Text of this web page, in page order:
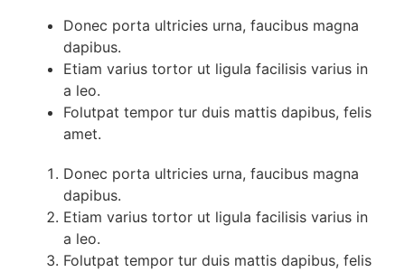
Donec porta ultricies urna, faucibus magna
dapibus.
Etiam varius tortor ut ligula facilisis varius in
a leo.
Folutpat tempor tur duis mattis dapibus, felis
amet.
Donec porta ultricies urna, faucibus magna
dapibus.
Etiam varius tortor ut ligula facilisis varius in
a leo.
Folutpat tempor tur duis mattis dapibus, felis